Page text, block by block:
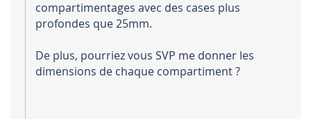
compartimentages avec des cases plus
profondes que 25mm.
De plus, pourriez vous SVP me donner les
dimensions de chaque compartiment ?